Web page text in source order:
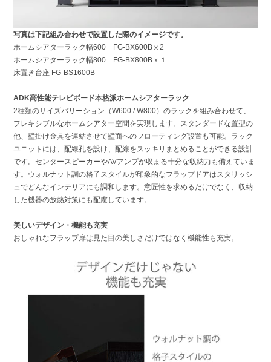
写真は下記組み合わせで設置した際のイメージです。
ホームシアターラック幅600 FG-BX600Bⅹ2
ホームシアターラック幅800
FG-BX800Bｘ１
床置き台座 FG-BS1600B
ADK高性能テレビボード本格派ホームシアターラック
2種類のサイズバリーション（W600 / W800）のラックを組み合わせて、
フレキシブルなホームシアター空間を実現します。スタンダードな置型の
他、壁掛け金具を連結させて壁面へのフローティング設置も可能。ラック
ユニットには、配線孔を設け、配線をスッキリまとめることができる設計
です。センタースピーカーやAVアンプが収まる十分な収納力も備えていま
す。ウォルナット調の格子スタイルが印象的なフラップドアはスタリッシ
ュでどんなインテリアにも調和します。意匠性を求めるだけでなく、収納
した機器の放熱対策にも配慮しています。
美しいデザイン・機能も充実
おしゃれなフラップ扉は見た目の美しさだけではなく機能性も充実。